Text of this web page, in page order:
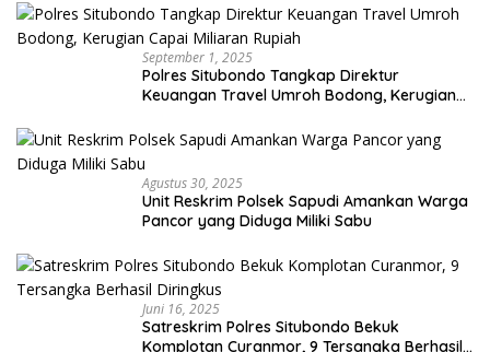
September 1, 2025
Polres Situbondo Tangkap Direktur
Keuangan Travel Umroh Bodong, Kerugian
Agustus 30, 2025
Unit Reskrim Polsek Sapudi Amankan Warga
Pancor yang Diduga Miliki Sabu
Juni 16, 2025
Satreskrim Polres Situbondo Bekuk
Komplotan Curanmor, 9 Tersangka Berhasil